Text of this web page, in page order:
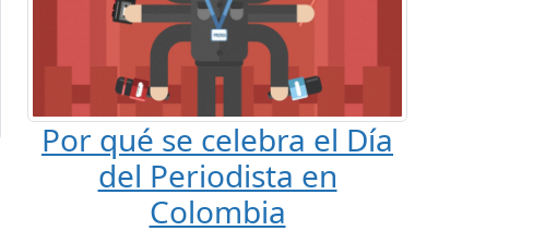
Por qué se celebra el Día
del Periodista en
Colombia